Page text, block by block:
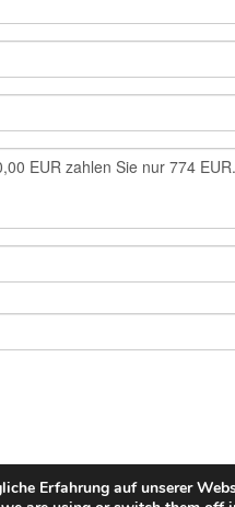
Erfahrung auf unserer